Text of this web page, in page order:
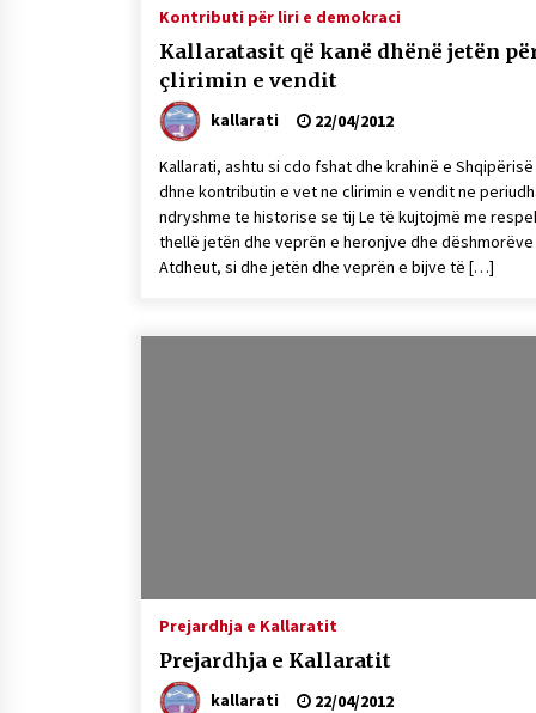
Mbi kockat e martirëve ngrihet
Atdheu
17/10/2025
KALLARATI NË AKSIONET
KOMBËTARE PËR RINDËRTIMIN E
VENDIT – NGA ÇIZE XHAFERAJ
22/09/2025
Kontributi për liri e demokraci
Kallaratasit që kanë dhënë jetën
çlirimin e vendit
kallarati 22/04/2012
Kallarati, ashtu si cdo fshat dhe krahinë e
dhne kontributin e vet ne clirimin e vendit ne
ndryshme te historise se tij Le të kujtojmë me
thellë jetën dhe veprën e heronjve dhe
Atdheut, si dhe jetën dhe veprën e bijve të […]
Prejardhja e Kallaratit
Prejardhja e Kallaratit
kallarati 22/04/2012